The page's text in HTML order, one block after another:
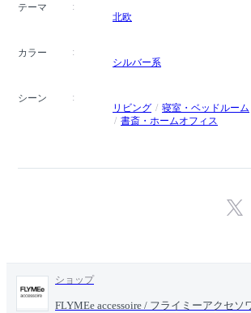
テーマ
北欧
カラー
シルバー系
シーン
リビング
寝室・ベッドルーム
書斎・ホームオフィス
ショップ
FLYMEe accessoire / フライミーアクセソ